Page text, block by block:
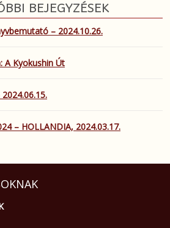
BEJEGYZÉSEK
– 2024.10.26.
A Kyokushin Út
– HOLLANDIA, 2024.03.17.